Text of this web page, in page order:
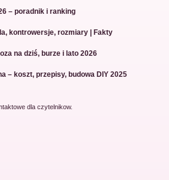
– poradnik i ranking
kontrowersje, rozmiary | Fakty
na dziś, burze i lato 2026
– koszt, przepisy, budowa DIY 2025
dla czytelnikow.